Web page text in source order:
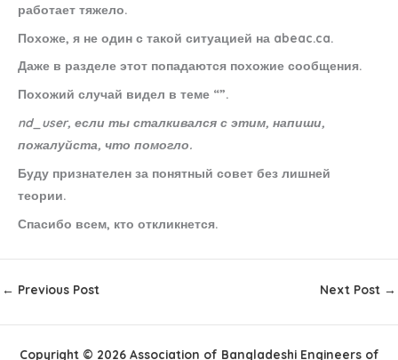
работает тяжело.
Похоже, я не один с такой ситуацией на abeac.ca.
Даже в разделе этот попадаются похожие сообщения.
Похожий случай видел в теме “”.
nd_user, если ты сталкивался с этим, напиши,
пожалуйста, что помогло.
Буду признателен за понятный совет без лишней
теории.
Спасибо всем, кто откликнется.
← Previous Post Next Post →
Copyright © 2026 Association of Bangladeshi Engineers of